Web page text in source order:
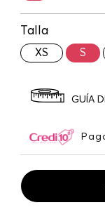
Talla
XS S
GUÍA